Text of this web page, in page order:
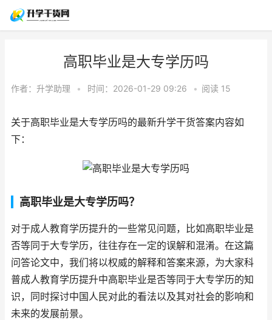
高职毕业是大专学历吗
作者： 升学助理 • 时间：2026-01-29 09:26 • 阅读 15
关于高职毕业是大专学历吗的最新升学干货答案内容如
下：
高职毕业是大专学历吗？
对于成人教育学历提升的一些常见问题，比如高职毕业是
否等同于大专学历，往往存在一定的误解和混淆。在这篇
问答论文中，我们将以权威的解释和答案来源，为大家科
普成人教育学历提升中高职毕业是否等同于大专学历的知
识，同时探讨中国人民对此的看法以及其对社会的影响和
未来的发展前景。